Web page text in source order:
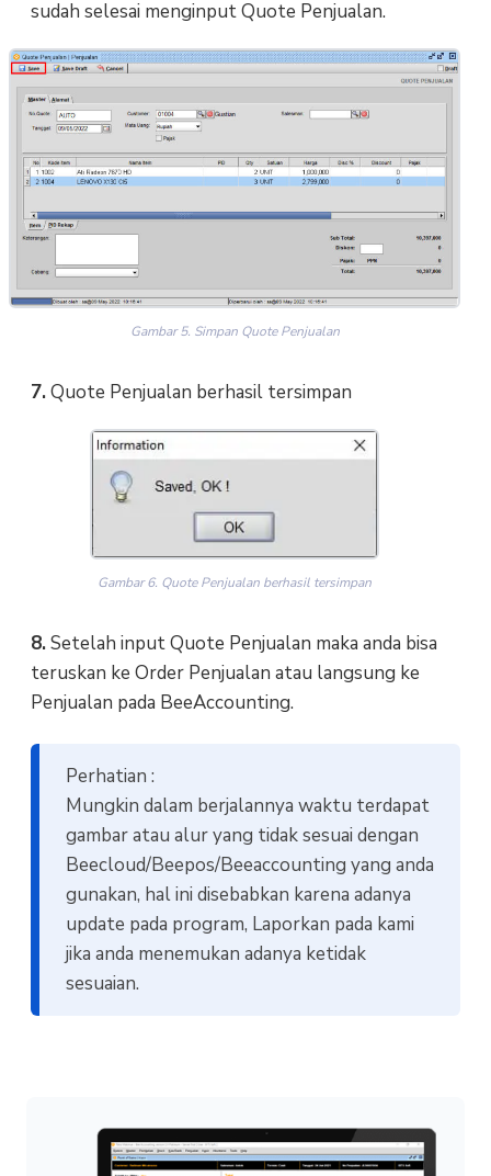
sudah selesai menginput Quote Penjualan.
Gambar 5. Simpan Quote Penjualan
7.Quote Penjualan berhasil tersimpan
Gambar 6. Quote Penjualan berhasil tersimpan
8.Setelah input Quote Penjualan maka anda bisa
teruskan ke Order Penjualan atau langsung ke
Penjualan pada BeeAccounting.
Perhatian :
Mungkin dalam berjalannya waktu terdapat
gambar atau alur yang tidak sesuai dengan
Beecloud/Beepos/Beeaccounting yang anda
gunakan, hal ini disebabkan karena adanya
update pada program, Laporkan pada kami
jika anda menemukan adanya ketidak
sesuaian.